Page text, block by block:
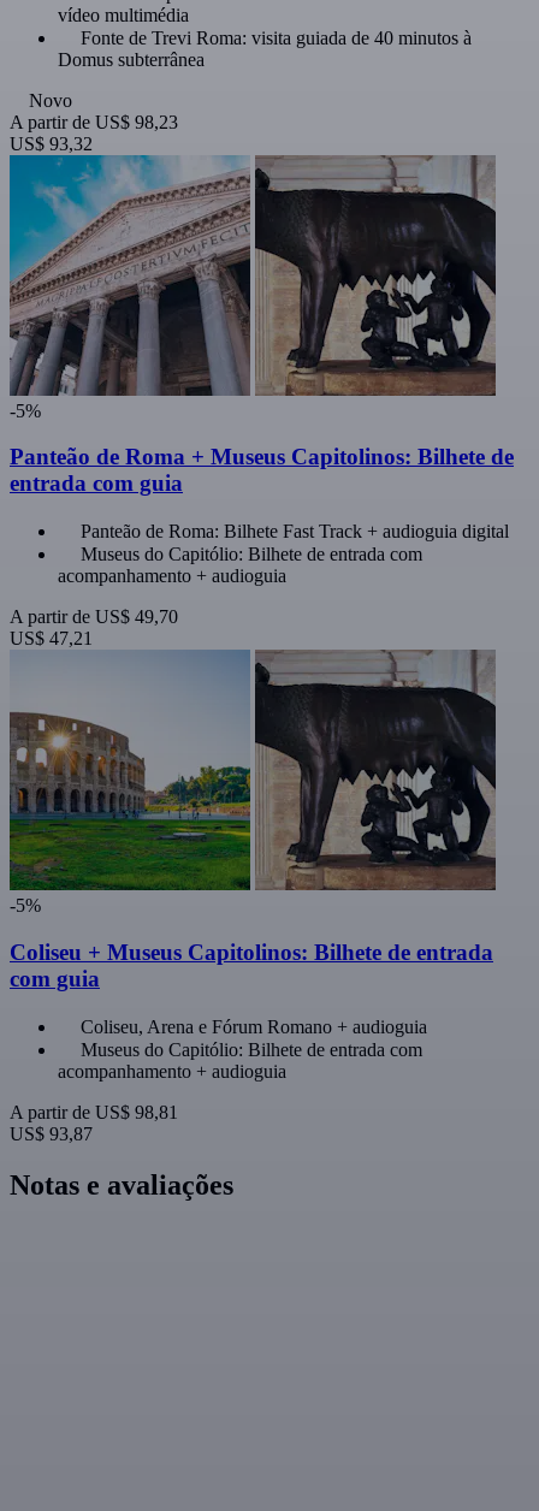
vídeo multimédia
Fonte de Trevi Roma: visita guiada de 40 minutos à
Domus subterrânea
Novo
A partir de US$ 98,23
US$ 93,32
-5%
Panteão de Roma + Museus Capitolinos: Bilhete de
entrada com guia
Panteão de Roma: Bilhete Fast Track + audioguia digital
Museus do Capitólio: Bilhete de entrada com
acompanhamento + audioguia
A partir de US$ 49,70
US$ 47,21
-5%
Coliseu + Museus Capitolinos: Bilhete de entrada
com guia
Coliseu, Arena e Fórum Romano + audioguia
Museus do Capitólio: Bilhete de entrada com
acompanhamento + audioguia
A partir de US$ 98,81
US$ 93,87
Notas e avaliações